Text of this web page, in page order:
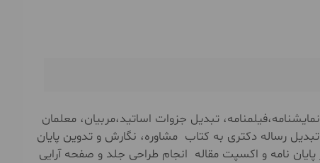
تبدیل جزوات اساتید،مربیان، معلمان
رساله دکتری به کتاب مشاوره، نگارش و تدوین پایان
نامه و اکسپت مقاله انجام طراحی جلد و صفحه آرایی